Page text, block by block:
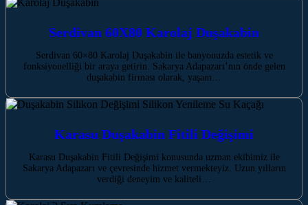
Serdivan 60X80 Karolaj Duşakabin
Serdivan 60×80 Karolaj Duşakabin ile banyonuzda estetik ve
fonksiyonelliği bir araya getirin. Sakarya Adapazarı’nın önde gelen
duşakabin firması olarak, yaşam…
Karasu Duşakabin Fitili Değişimi
Karasu Duşakabin Fitili Değişimi konusunda uzman ekibimiz ile
Sakarya Adapazarı ve çevresinde hizmet vermekteyiz. Uzun yılların
verdiği deneyim ve kaliteli…